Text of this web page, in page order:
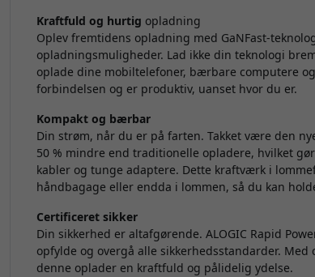
Kraftfuld og hurtig opladning
Oplev fremtidens opladning med GaNFast-
opladningsmuligheder. Lad ikke din teknologi
oplade dine mobiltelefoner, bærbare computere
forbindelsen og er produktiv, uanset hvor du er.
Kompakt og bærbar
Din strøm, når du er på farten. Takket være den
50 % mindre end traditionelle opladere, hvilket
kabler og tunge adaptere. Dette kraftværk i
håndbagage eller endda i lommen, så du kan
Certificeret sikker
Din sikkerhed er altafgørende. ALOGIC Rapid
opfylde og overgå alle sikkerhedsstandarder.
denne oplader en kraftfuld og pålidelig ydelse.